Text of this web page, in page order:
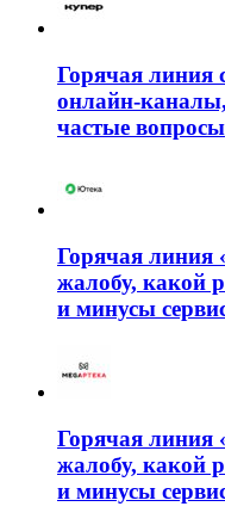
Горячая линия
онлайн-
частые вопросы
Горячая линия
жалобу, какой
и минусы
Горячая линия
жалобу, какой
и минусы